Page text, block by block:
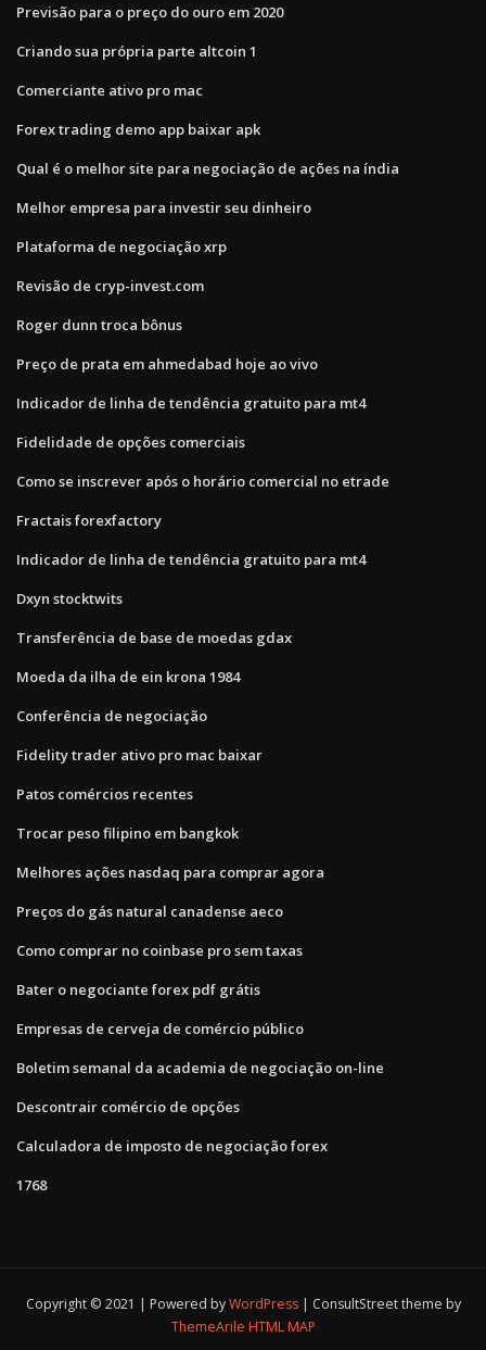
Previsão para o preço do ouro em 2020
Criando sua própria parte altcoin 1
Comerciante ativo pro mac
Forex trading demo app baixar apk
Qual é o melhor site para negociação de ações na índia
Melhor empresa para investir seu dinheiro
Plataforma de negociação xrp
Revisão de cryp-invest.com
Roger dunn troca bônus
Preço de prata em ahmedabad hoje ao vivo
Indicador de linha de tendência gratuito para mt4
Fidelidade de opções comerciais
Como se inscrever após o horário comercial no etrade
Fractais forexfactory
Indicador de linha de tendência gratuito para mt4
Dxyn stocktwits
Transferência de base de moedas gdax
Moeda da ilha de ein krona 1984
Conferência de negociação
Fidelity trader ativo pro mac baixar
Patos comércios recentes
Trocar peso filipino em bangkok
Melhores ações nasdaq para comprar agora
Preços do gás natural canadense aeco
Como comprar no coinbase pro sem taxas
Bater o negociante forex pdf grátis
Empresas de cerveja de comércio público
Boletim semanal da academia de negociação on-line
Descontrair comércio de opções
Calculadora de imposto de negociação forex
1768
Copyright © 2021 | Powered byWordPress
ConsultStreet theme by
ThemeArile HTML MAP